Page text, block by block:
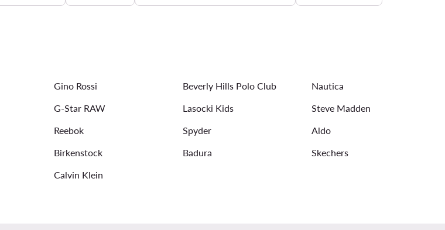
Gino Rossi Beverly Hills Polo Club
Nautica
G-Star RAW Lasocki Kids
Steve Madden
Reebok Spyder
Aldo
Birkenstock Badura
Skechers
Calvin Klein